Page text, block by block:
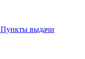
Пункты выдачи